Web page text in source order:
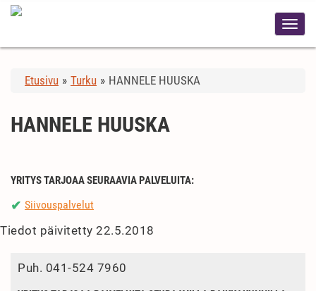
Etusivu » Turku » HANNELE HUUSKA
HANNELE HUUSKA
YRITYS TARJOAA SEURAAVIA PALVELUITA:
✔ Siivouspalvelut
Tiedot päivitetty 22.5.2018
Puh. 041-524 7960